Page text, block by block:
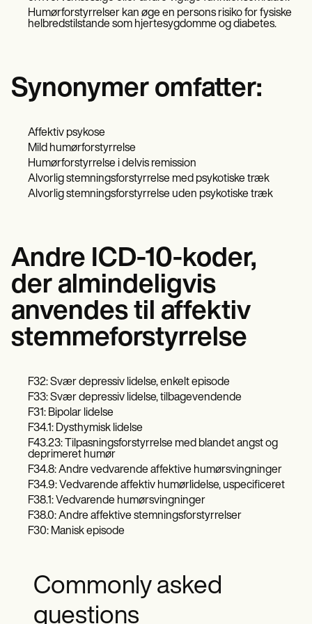
Humørforstyrrelser kan øge en persons risiko for fysiske
helbredstilstande som hjertesygdomme og diabetes.
Synonymer omfatter:
Affektiv psykose
Mild humørforstyrrelse
Humørforstyrrelse i delvis remission
Alvorlig stemningsforstyrrelse med psykotiske træk
Alvorlig stemningsforstyrrelse uden psykotiske træk
Andre ICD-10-koder,
der almindeligvis
anvendes til affektiv
stemmeforstyrrelse
F32: Svær depressiv lidelse, enkelt episode
F33: Svær depressiv lidelse, tilbagevendende
F31: Bipolar lidelse
F34.1: Dysthymisk lidelse
F43.23: Tilpasningsforstyrrelse med blandet angst og
deprimeret humør
F34.8: Andre vedvarende affektive humørsvingninger
F34.9: Vedvarende affektiv humørlidelse, uspecificeret
F38.1: Vedvarende humørsvingninger
F38.0: Andre affektive stemningsforstyrrelser
F30: Manisk episode
Commonly asked
questions